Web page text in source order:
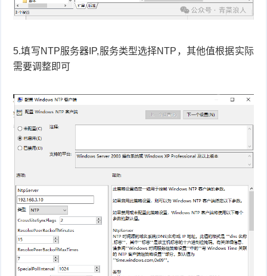
5.填写NTP服务器IP,服务类型选择NTP，其他值根据实际
需要调整即可